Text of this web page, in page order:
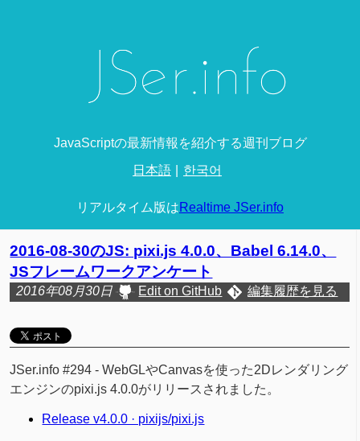
JavaScriptの最新情報を紹介する週刊ブログ
日本語 한국어
リアルタイム版はRealtime JSer.info
2016-08-30のJS: pixi.js 4.0.0、Babel 6.14.0、
JSフレームワークアンケート
2016年08月30日 Edit on GitHub 編集履歴を見る
JSer.info #294 - WebGLやCanvasを使った2Dレンダリング
エンジンのpixi.js 4.0.0がリリースされました。
Release v4.0.0 · pixijs/pixi.js